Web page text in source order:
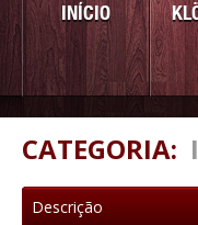
INÍCIO
CATEGORIA:
Descrição